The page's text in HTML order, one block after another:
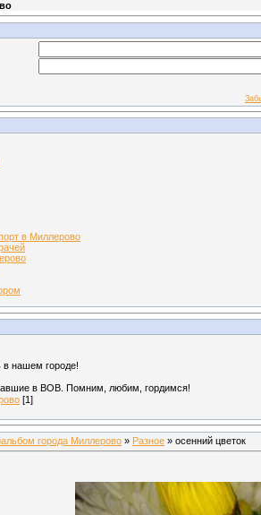
в Миллерово
в нашем городе!
в ВОВ. Помним, любим, гордимся!
[1]
города Миллерово » Разное » осенний цветок